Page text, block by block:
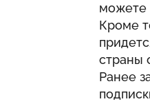
можете
Кроме
страны
Ранее